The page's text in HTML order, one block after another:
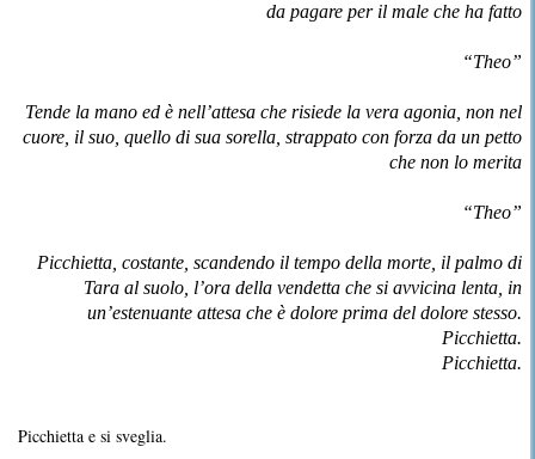
da pagare per il male che ha fatto
“Theo”
Tende la mano ed è nell’attesa che risiede la vera agonia, non nel
cuore, il suo, quello di sua sorella, strappato con forza da un petto
che non lo merita
“Theo”
Picchietta, costante, scandendo il tempo della morte, il palmo di
Tara al suolo, l’ora della vendetta che si avvicina lenta, in
un’estenuante attesa che è dolore prima del dolore stesso.
Picchietta.
Picchietta.
Picchietta e si sveglia.